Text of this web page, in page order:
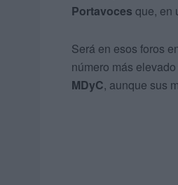
Portavoces que, en
Será en esos foros
número más
MDyC, aunque sus